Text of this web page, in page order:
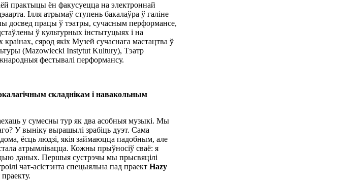
практыцы ён факусуецца на электроннай
Ілля атрымаў ступень бакалаўра ў галіне
досвед працы ў тэатры, сучасным перформансе,
ў культурных інстытуцыях і на
сярод якіх Музей сучаснага мастацтва ў
(Mazowiecki Instytut Kultury), Тэатр
фестывалі перформансу.
складнікам і навакольным
у сумесны тур як два асобныя музыкі. Мы
У выніку вырашылі зрабіць дуэт. Сама
ёсць людзі, якія займаюцца падобным, але
атрымлівацца. Кожны прыўносіў сваё: я
даных. Першыя сустрэчы мы прысвяцілі
чат-асістэнта спецыяльна пад праектHazy